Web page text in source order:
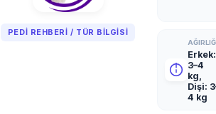
PEDI REHBERI / TÜR BILGISI
Erkek:
3–4
kg,
Dişi:
4 kg